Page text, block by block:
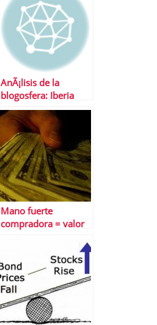
AnÃ¡lisis de la
blogosfera: Iberia
Mano fuerte
compradora = valor